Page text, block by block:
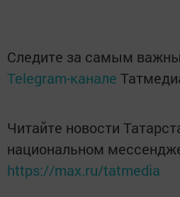
Следите за самым
Telegram-канале
Читайте новости
национальном
https://max.ru/tatmedia